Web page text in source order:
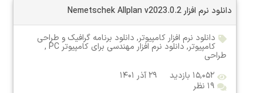
دانلود نرم افزار Nemetschek Allplan v2023.0.2
دانلود نرم افزار کامپیوتر, دانلود برنامه گرافیک و طراحی
کامپیوتر,دانلود نرم افزار مهندسی برای کامپیوتر PC ,
طراحی
۱۵,۰۵۲ بازدید
۲۹ آذر ۱۴۰۱
۱۹ نظر